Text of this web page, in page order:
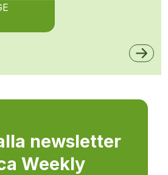
newsletter
Weekly